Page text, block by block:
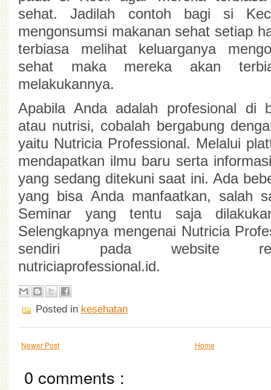
sehat. Jadilah contoh bagi si
mengonsumsi makanan sehat setiap
terbiasa melihat keluarganya
sehat maka mereka akan
melakukannya.
Apabila Anda adalah profesional di
atau nutrisi, cobalah bergabung
yaitu Nutricia Professional. Melalui
mendapatkan ilmu baru serta
yang sedang ditekuni saat ini. Ada
yang bisa Anda manfaatkan, salah
Seminar yang tentu saja
Selengkapnya mengenai Nutricia
sendiri pada website
nutriciaprofessional.id.
Posted in kesehatan
Newer Post Home
0 comments :